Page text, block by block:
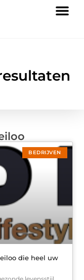
BEDRIJVEN
die heel uw